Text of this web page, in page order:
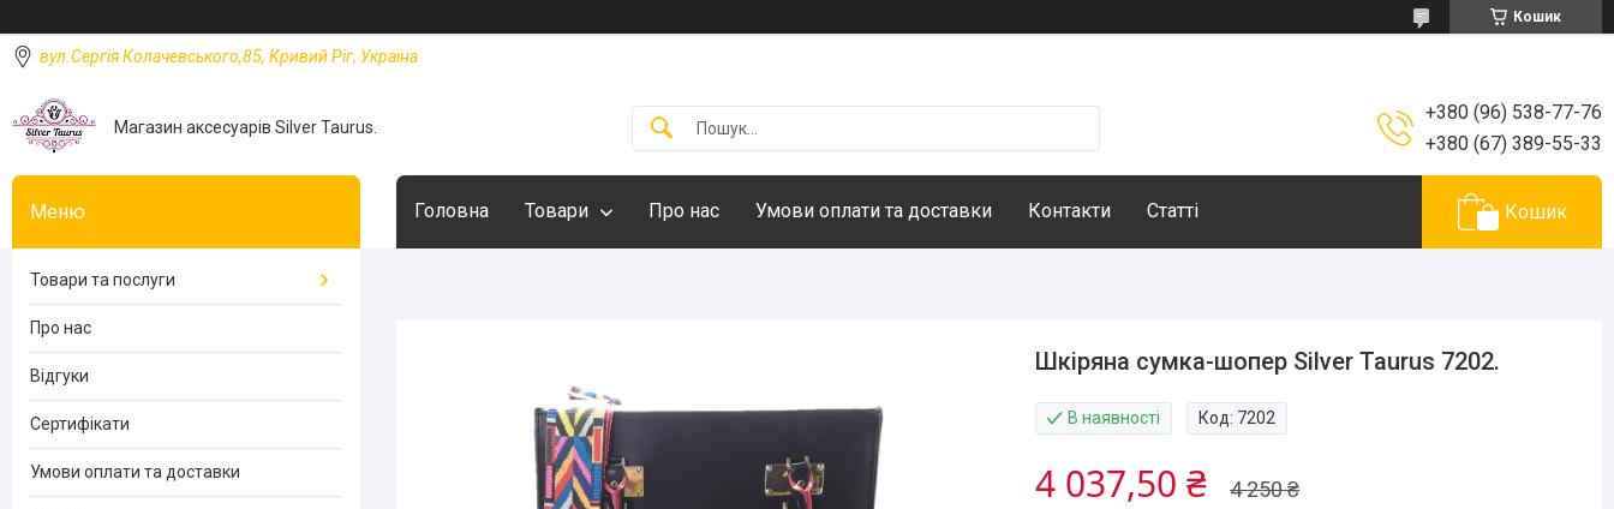
Кошик
вул.Сергія Колачевського,85, Кривий Ріг, Україна
Магазин аксесуарів Silver Taurus.
+380 (96) 538-77-76
+380 (67) 389-55-33
Головна Товари Про нас Умови оплати та доставки Контакти Статті Кошик
Шкіряна сумка-шопер Silver Taurus 7202.
В наявності Код: 7202
4 250 ₴
4 037,50 ₴
Товари та послуги
Про нас
Відгуки
Сертифікати
Умови оплати та доставки